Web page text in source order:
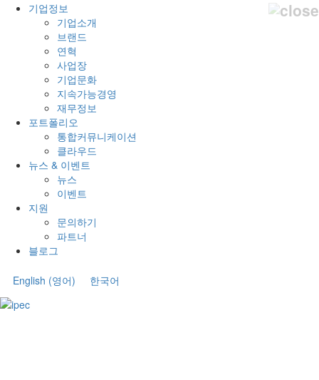
기업정보
기업소개
브랜드
연혁
사업장
기업문화
지속가능경영
재무정보
포트폴리오
통합커뮤니케이션
클라우드
뉴스 & 이벤트
뉴스
이벤트
지원
문의하기
파트너
블로그
English (영어) 한국어